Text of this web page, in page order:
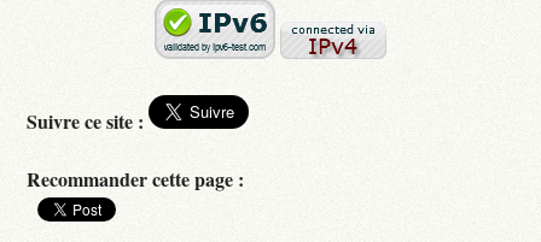
Suivre ce site :
Recommander cette page :